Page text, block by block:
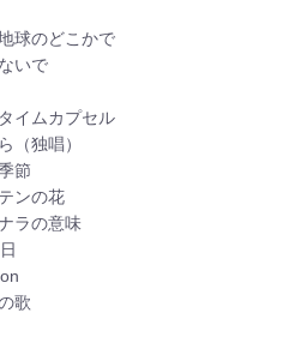
球のどこかで
いで
イムカプセル
（独唱）
節
ンの花
ラの意味
歌